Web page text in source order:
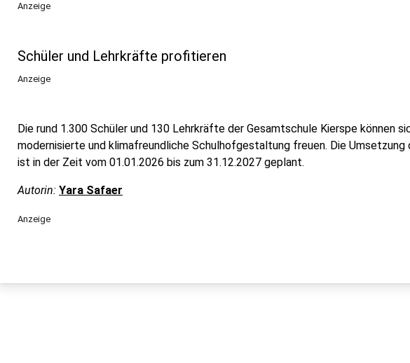
Anzeige
Schüler und Lehrkräfte profitieren
Anzeige
Die rund 1.300 Schüler und 130 Lehrkräfte der Gesamtschule Kierspe können
modernisierte und klimafreundliche Schulhofgestaltung freuen. Die Umsetzung
ist in der Zeit vom 01.01.2026 bis zum 31.12.2027 geplant.
Autorin: Yara Safaer
Anzeige